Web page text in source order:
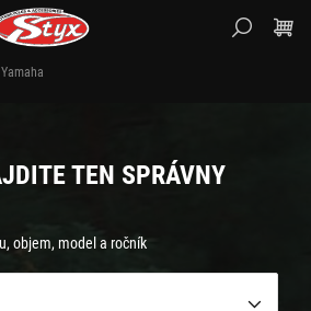
Yamaha
TEN SPRÁVNY
objem, model a ročník